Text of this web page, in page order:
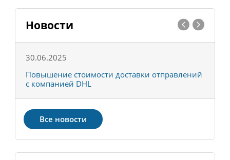
Новости
30.06.2025
Повышение стоимости доставки отправлений
с компанией DHL
Все новости